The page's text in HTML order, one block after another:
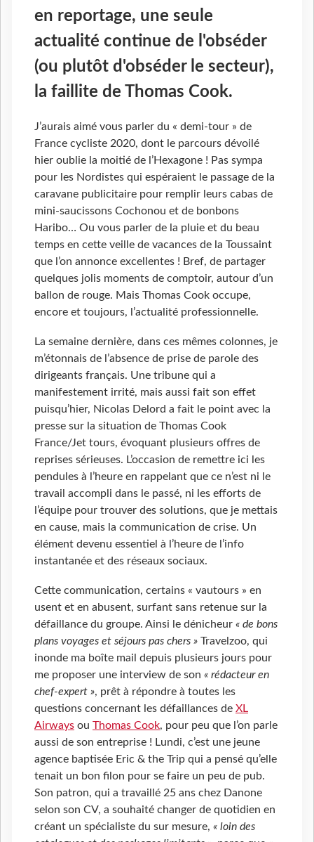
en reportage, une seule
actualité continue de l'obséder
(ou plutôt d'obséder le secteur),
la faillite de Thomas Cook.
J’aurais aimé vous parler du « demi-tour » de
France cycliste 2020, dont le parcours dévoilé
hier oublie la moitié de l’Hexagone ! Pas sympa
pour les Nordistes qui espéraient le passage de la
caravane publicitaire pour remplir leurs cabas de
mini-saucissons Cochonou et de bonbons
Haribo… Ou vous parler de la pluie et du beau
temps en cette veille de vacances de la Toussaint
que l’on annonce excellentes ! Bref, de partager
quelques jolis moments de comptoir, autour d’un
ballon de rouge. Mais Thomas Cook occupe,
encore et toujours, l’actualité professionnelle.
La semaine dernière, dans ces mêmes colonnes, je
m’étonnais de l’absence de prise de parole des
dirigeants français. Une tribune qui a
manifestement irrité, mais aussi fait son effet
puisqu’hier, Nicolas Delord a fait le point avec la
presse sur la situation de Thomas Cook
France/Jet tours, évoquant plusieurs offres de
reprises sérieuses. L’occasion de remettre ici les
pendules à l’heure en rappelant que ce n’est ni le
travail accompli dans le passé, ni les efforts de
l’équipe pour trouver des solutions, que je mettais
en cause, mais la communication de crise. Un
élément devenu essentiel à l’heure de l’info
instantanée et des réseaux sociaux.
Cette communication, certains « vautours » en
usent et en abusent, surfant sans retenue sur la
défaillance du groupe. Ainsi le dénicheur « de bons
plans voyages et séjours pas chers » Travelzoo, qui
inonde ma boîte mail depuis plusieurs jours pour
me proposer une interview de son « rédacteur en
chef-expert », prêt à répondre à toutes les
questions concernant les défaillances de XL
Airways ou Thomas Cook, pour peu que l’on parle
aussi de son entreprise ! Lundi, c’est une jeune
agence baptisée Eric & the Trip qui a pensé qu’elle
tenait un bon filon pour se faire un peu de pub.
Son patron, qui a travaillé 25 ans chez Danone
selon son CV, a souhaité changer de quotidien en
créant un spécialiste du sur mesure, « loin des